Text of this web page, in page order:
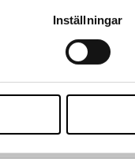
Inställningar
per parti
försäljningsenhet
till DABAS